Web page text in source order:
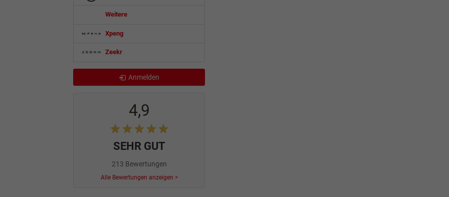
Weitere
Xpeng
Zeekr
Anmelden
4,9
SEHR GUT
213 Bewertungen
Alle Bewertungen anzeigen >